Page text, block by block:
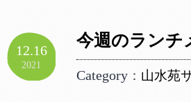
12.16
2021
今週のランチ
Category ： 山水苑